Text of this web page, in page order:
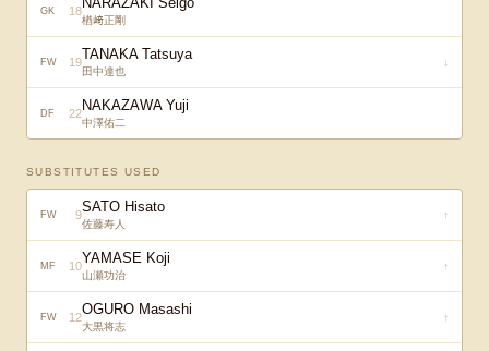
GK 18
楢﨑正剛
FW 19TANAKA Tatsuya
田中達也
↓
DF 22NAKAZAWA Yuji
中澤佑二
SUBSTITUTES USED
FW 9SATO Hisato
佐藤寿人
↑
MF 10YAMASE Koji
山瀬功治
↑
FW 12OGURO Masashi
大黒将志
↑